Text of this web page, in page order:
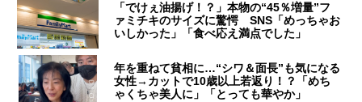
「でけぇ油揚げ！？」本物の“45％増量”フ
ァミチキのサイズに驚愕 SNS「めっちゃお
いしかった」「食べ応え満点でした」
年を重ねて貧相に…“シワ＆面長”も気になる
女性→カットで10歳以上若返り！？「めち
ゃくちゃ美人に」「とっても華やか」